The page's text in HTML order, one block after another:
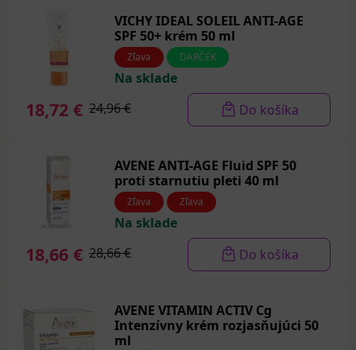
VICHY IDEAL SOLEIL ANTI-AGE
SPF 50+ krém 50 ml
Zľava DARČEK
Na sklade
18,72 € 24,96 € Do košíka
AVENE ANTI-AGE Fluid SPF 50
proti starnutiu pleti 40 ml
Zľava Zľava
Na sklade
18,66 € 28,66 € Do košíka
AVENE VITAMIN ACTIV Cg
Intenzívny krém rozjasňujúci 50
ml